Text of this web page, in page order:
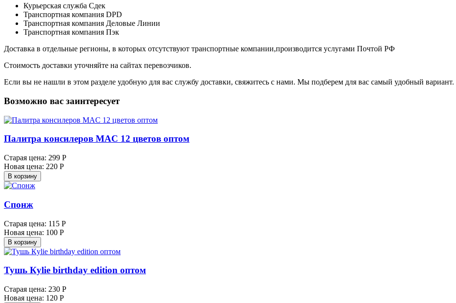
Курьерская служба Сдек
Транспортная компания DPD
Транспортная компания Деловые Линии
Транспортная компания Пэк
Доставка в отдельные регионы, в которых отсутствуют транспортные компании,производится услугами Почтой РФ
Стоимость доставки уточняйте на сайтах перевозчиков.
Если вы не нашли в этом разделе удобную для вас службу доставки, свяжитесь с нами. Мы подберем для вас самый удобный вариант.
Возможно вас заинтересует
Палитра консилеров MAC 12 цветов оптом
Старая цена: 299 Р
Новая цена: 220 Р
В корзину
Спонж
Старая цена: 115 Р
Новая цена: 100 Р
В корзину
Тушь Кylie birthday edition оптом
Старая цена: 230 Р
Новая цена: 120 Р